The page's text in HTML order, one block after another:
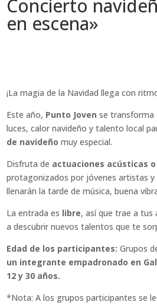
Concierto
en escena»
¡La magia de la Navidad llega con
Este año, Punto Joven se transforma
luces, calor navideño y talento local
de navideño muy especial.
Disfruta de actuaciones acústicas
protagonizados por jóvenes artistas y
llenarán la tarde de música, buena
La entrada es libre, así que trae a tus
a descubrir nuevos talentos que te
Edad de los participantes: Grupos
un integrante empadronado en
12 y 30 años.
*Nota: A los grupos participantes se